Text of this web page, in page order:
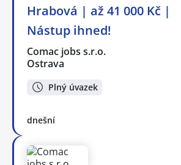
Hrabová | až 41 000 Kč |
Nástup ihned!
Comac jobs s.r.o.
Ostrava
Plný úvazek
dnešní